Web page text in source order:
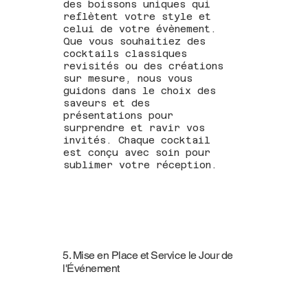
des boissons uniques qui
reflètent votre style et
celui de votre évènement.
Que vous souhaitiez des
cocktails classiques
revisités ou des créations
sur mesure, nous vous
guidons dans le choix des
saveurs et des
présentations pour
surprendre et ravir vos
invités. Chaque cocktail
est conçu avec soin pour
sublimer votre réception.
5. Mise en Place et Service le Jour de
l'Événement